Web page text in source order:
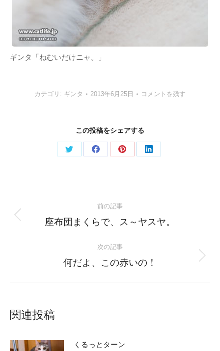
ギンタ「ねむいだけニャ。」
カテゴリ: ギンタ 2013年6月25日 コメントを残す
この投稿をシェアする
Share
Share
Share
Share
navigation
前の記事
Previous
座布団まくらで、ス～ヤスヤ。
次の記事
Next
何だよ、この赤いの！
関連投稿
くるっとターン